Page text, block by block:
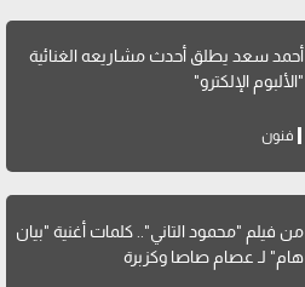
أحمد سعد يطلق أحدث مشاريعه الغنائية
"الألبوم الإلكترو"
فنون
من فيلم "محمود التاني".. كلمات أغنية "بيان
هام" لـ عصام صاصا وكزبرة